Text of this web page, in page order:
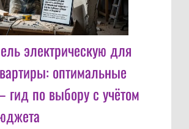
электрическую для
оптимальные
по выбору с учётом